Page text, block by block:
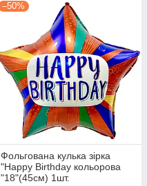
–50%
Фольгована кулька зірка
"Happy Birthday кольорова
"18"(45см) 1шт.